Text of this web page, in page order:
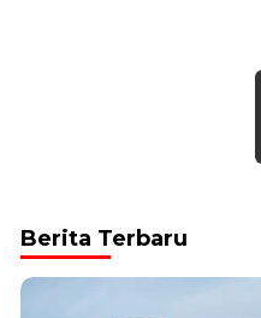
Berita Terbaru